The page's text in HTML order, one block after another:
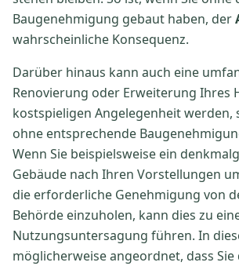
Baugenehmigung gebaut haben, der
wahrscheinliche Konsequenz.
Darüber hinaus kann auch eine
Renovierung oder Erweiterung Ihres
kostspieligen Angelegenheit werden,
ohne entsprechende
Wenn Sie beispielsweise ein
Gebäude nach Ihren Vorstellungen
die erforderliche Genehmigung von
Behörde einzuholen, kann dies zu
Nutzungsuntersagung führen. In
möglicherweise angeordnet, dass Sie